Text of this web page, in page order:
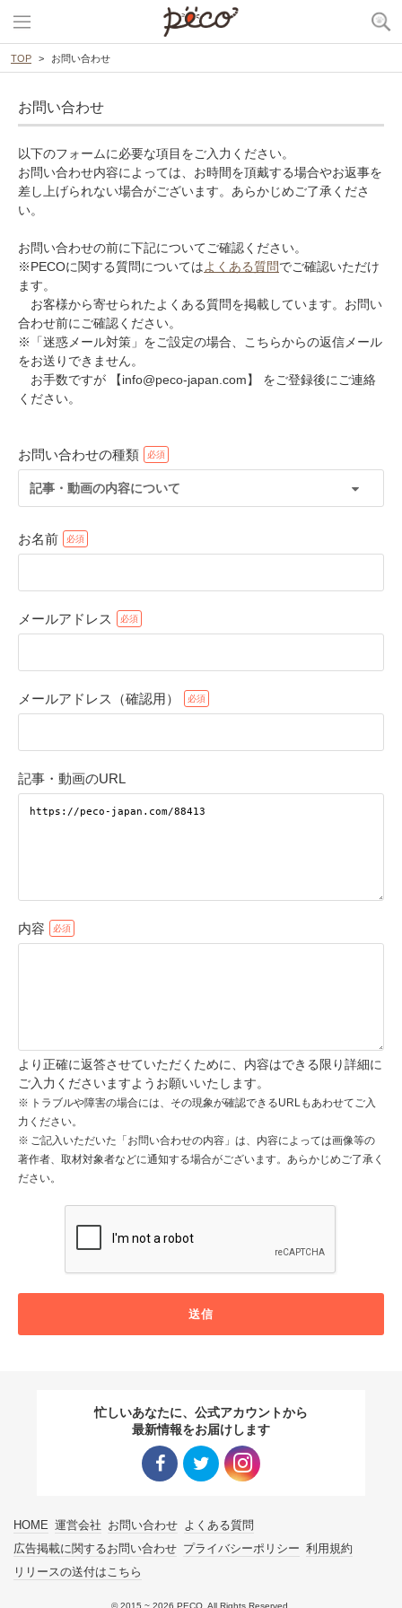
TOP お問い合わせ
お問い合わせ
以下のフォームに必要な項目をご入力ください。
お問い合わせ内容によっては、お時間を頂戴する場合やお返事を
差し上げられない場合がございます。あらかじめご了承くださ
い。
お問い合わせの前に下記についてご確認ください。
※PECOに関する質問についてはよくある質問でご確認いただけ
ます。
お客様から寄せられたよくある質問を掲載しています。お問い
合わせ前にご確認ください。
※「迷惑メール対策」をご設定の場合、こちらからの返信メール
をお送りできません。
お手数ですが 【info@peco-japan.com】 をご登録後にご連絡
ください。
お問い合わせの種類
記事・動画の内容について
お名前
メールアドレス
メールアドレス（確認用）
記事・動画のURL
内容
より正確に返答させていただくために、内容はできる限り詳細に
ご入力くださいますようお願いいたします。
トラブルや障害の場合には、その現象が確認できるURLもあわせてご入
力ください。
ご記入いただいた「お問い合わせの内容」は、内容によっては画像等の
著作者、取材対象者などに通知する場合がございます。あらかじめご了承く
ださい。
送信
忙しいあなたに、公式アカウントから
最新情報をお届けします
HOME 運営会社 お問い合わせ よくある質問
広告掲載に関するお問い合わせ プライバシーポリシー 利用規約
リリースの送付はこちら
© 2015 ~ 2026 PECO. All Rights Reserved.
アプリで開く